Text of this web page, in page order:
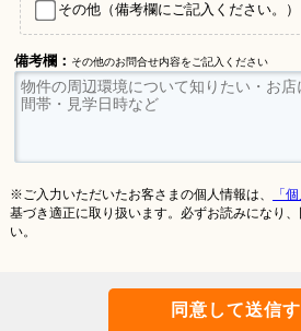
その他（備考欄にご記入ください。）
備考欄： その他のお問合せ内容をご記入ください
※ご入力いただいたお客さまの個人情報は、 「
基づき適正に取り扱います。必ずお読みになり
い。